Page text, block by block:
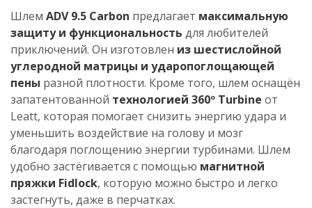
Шлем ADV 9.5 Carbon предлагает максимальную
защиту и функциональность для любителей
приключений. Он изготовлен из шестислойной
углеродной матрицы и ударопоглощающей
пены разной плотности. Кроме того, шлем оснащён
запатентованной технологией 360º Turbine от
Leatt, которая помогает снизить энергию удара и
уменьшить воздействие на голову и мозг
благодаря поглощению энергии турбинами. Шлем
удобно застёгивается с помощью магнитной
пряжки Fidlock, которую можно быстро и легко
застегнуть, даже в перчатках.